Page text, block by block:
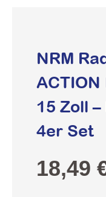
NRM
ACTION
15 Zoll
4er Set
Regulärer Preis:
18,49